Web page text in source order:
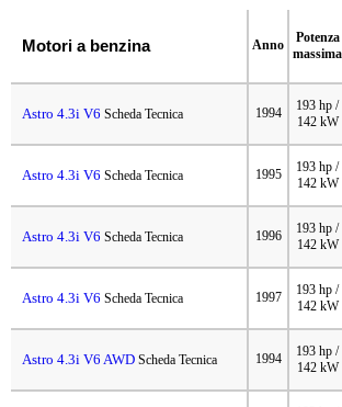
Motori a benzina Anno
Potenza
massima
Astro 4.3i V6 Scheda Tecnica 1994
193 hp /
142 kW
Astro 4.3i V6 Scheda Tecnica 1995
193 hp /
142 kW
Astro 4.3i V6 Scheda Tecnica 1996
193 hp /
142 kW
Astro 4.3i V6 Scheda Tecnica 1997
193 hp /
142 kW
Astro 4.3i V6 AWD Scheda Tecnica 1994
193 hp /
142 kW